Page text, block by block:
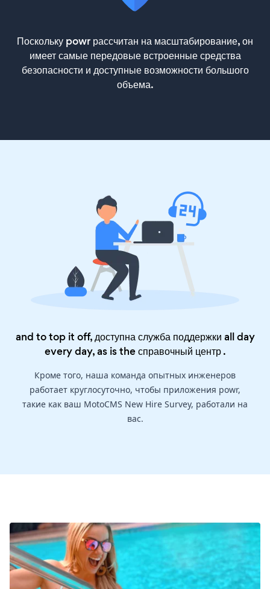
Поскольку powr рассчитан на масштабирование, он
имеет самые передовые встроенные средства
безопасности и доступные возможности большого
объема.
and to top it off, доступна служба поддержки all day
every day, as is theсправочный центр.
Кроме того, наша команда опытных инженеров
работает круглосуточно, чтобы приложения powr,
такие как ваш MotoCMS New Hire Survey, работали на
вас.